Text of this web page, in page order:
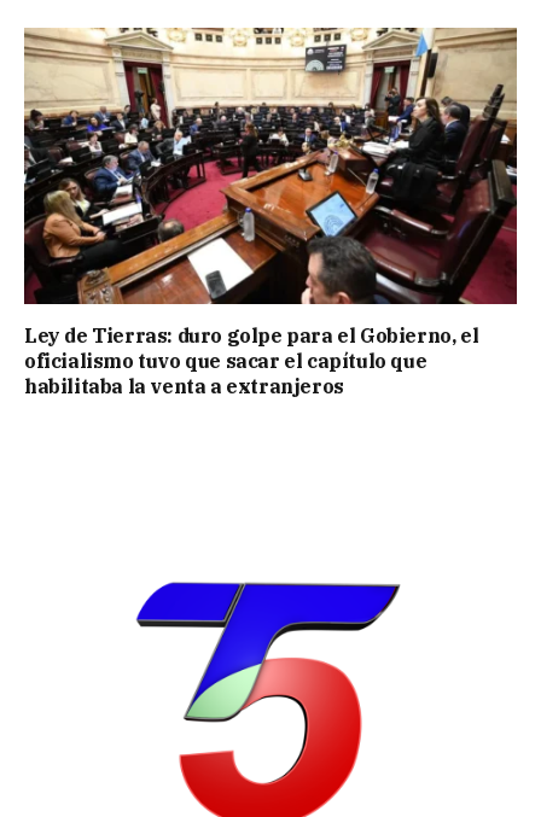
Ley de Tierras: duro golpe para el Gobierno, el
oficialismo tuvo que sacar el capítulo que
habilitaba la venta a extranjeros